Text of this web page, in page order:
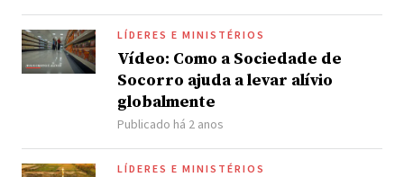
LÍDERES E MINISTÉRIOS
Vídeo: Como a Sociedade de
Socorro ajuda a levar alívio
globalmente
Publicado há 2 anos
LÍDERES E MINISTÉRIOS